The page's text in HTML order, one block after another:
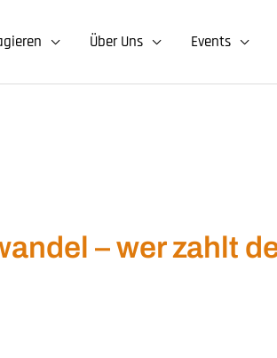
Über Uns Events
– wer zahlt